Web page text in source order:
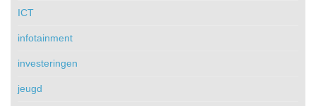
ICT
infotainment
investeringen
jeugd